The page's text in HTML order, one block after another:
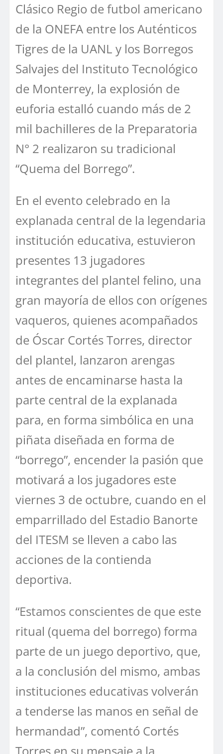
Clásico Regio de futbol americano
de la ONEFA entre los Auténticos
Tigres de la UANL y los Borregos
Salvajes del Instituto Tecnológico
de Monterrey, la explosión de
euforia estalló cuando más de 2
mil bachilleres de la Preparatoria
N° 2 realizaron su tradicional
“Quema del Borrego”.
En el evento celebrado en la
explanada central de la legendaria
institución educativa, estuvieron
presentes 13 jugadores
integrantes del plantel felino, una
gran mayoría de ellos con orígenes
vaqueros, quienes acompañados
de Óscar Cortés Torres, director
del plantel, lanzaron arengas
antes de encaminarse hasta la
parte central de la explanada
para, en forma simbólica en una
piñata diseñada en forma de
“borrego”, encender la pasión que
motivará a los jugadores este
viernes 3 de octubre, cuando en el
emparrillado del Estadio Banorte
del ITESM se lleven a cabo las
acciones de la contienda
deportiva.
“Estamos conscientes de que este
ritual (quema del borrego) forma
parte de un juego deportivo, que,
a la conclusión del mismo, ambas
instituciones educativas volverán
a tenderse las manos en señal de
hermandad”, comentó Cortés